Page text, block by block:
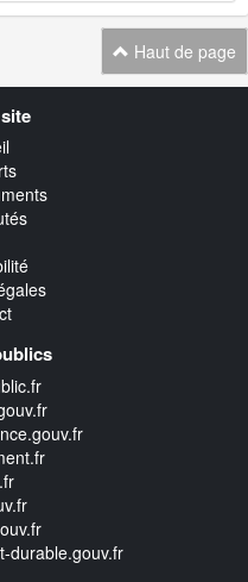
Haut de page
durable.gouv.fr